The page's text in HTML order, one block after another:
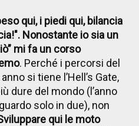
qui, i piedi qui, bilancia
Nonostante io sia un
mi fa un corso
. Perché i percorsi del
si tiene l’Hell’s Gate,
dure del mondo (l’anno
solo in due), non
qui le moto